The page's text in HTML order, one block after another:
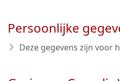
Persoonlijke
Deze gegevens zijn voor